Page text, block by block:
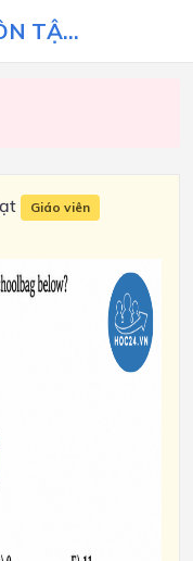
TẬ...
Giáo viên